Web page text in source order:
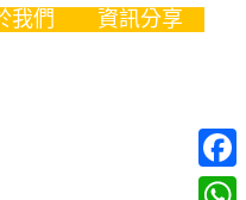
我們 資訊分享